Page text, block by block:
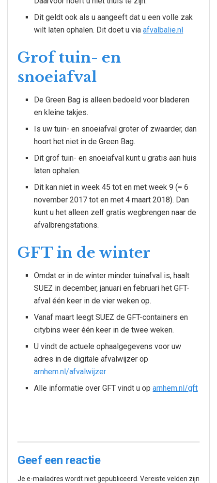
Dit geldt ook als u aangeeft dat u een volle zak
wilt laten ophalen. Dit doet u viaafvalbalie.nl
Grof tuin- en
snoeiafval
De Green Bag is alleen bedoeld voor bladeren
en kleine takjes.
Is uw tuin- en snoeiafval groter of zwaarder, dan
hoort het niet in de Green Bag.
Dit grof tuin- en snoeiafval kunt u gratis aan huis
laten ophalen.
Dit kan niet in week 45 tot en met week 9 (= 6
november 2017 tot en met 4 maart 2018). Dan
kunt u het alleen zelf gratis wegbrengen naar de
afvalbrengstations.
GFT in de winter
Omdat er in de winter minder tuinafval is, haalt
SUEZ in december, januari en februari het GFT-
afval één keer in de vier weken op.
Vanaf maart leegt SUEZ de GFT-containers en
citybins weer één keer in de twee weken.
U vindt de actuele ophaalgegevens voor uw
adres in de digitale afvalwijzer op
arnhem.nl/afvalwijzer
Alle informatie over GFT vindt u oparnhem.nl/gft
Geef een reactie
Je e-mailadres wordt niet gepubliceerd. Vereiste velden zijn